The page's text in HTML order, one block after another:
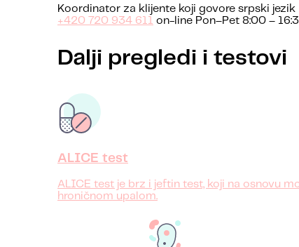
Koordinator za klijente koji govore srpski jezik
+420 720 934 611
on-line Pon–Pet 8:00 –
Dalji pregledi i testovi
ALICE test
ALICE test je brz i jeftin test, koji na osnovu
hroničnom upalom.